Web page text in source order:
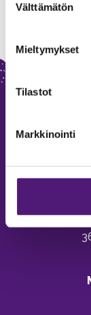
valinta
Välttämätön
Mieltymykset
Tilastot
Markkinointi